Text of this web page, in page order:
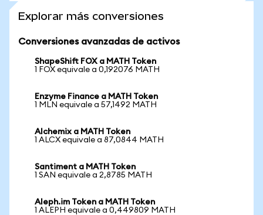
Explorar más conversiones
Conversiones avanzadas de activos
ShapeShift FOX a MATH Token
1 FOX equivale a 0,192076 MATH
Enzyme Finance a MATH Token
1 MLN equivale a 57,1492 MATH
Alchemix a MATH Token
1 ALCX equivale a 87,0844 MATH
Santiment a MATH Token
1 SAN equivale a 2,8785 MATH
Aleph.im Token a MATH Token
1 ALEPH equivale a 0,449809 MATH